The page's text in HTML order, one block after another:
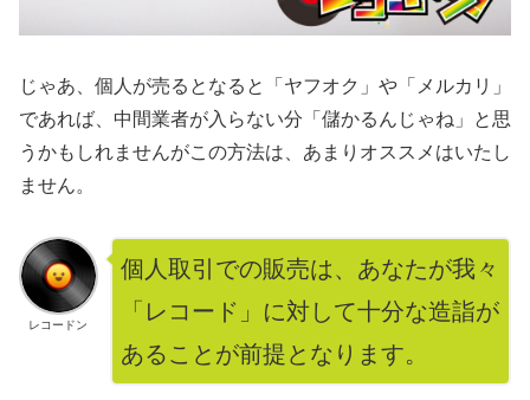
じゃあ、個人が売るとなると「ヤフオク」や「メルカリ」
であれば、中間業者が入らない分「儲かるんじゃね」と思
うかもしれませんがこの方法は、あまりオススメはいたし
ません。
レコードン
個人取引での販売は、あなたが我々
「レコード」に対して十分な造詣が
あることが前提となります。